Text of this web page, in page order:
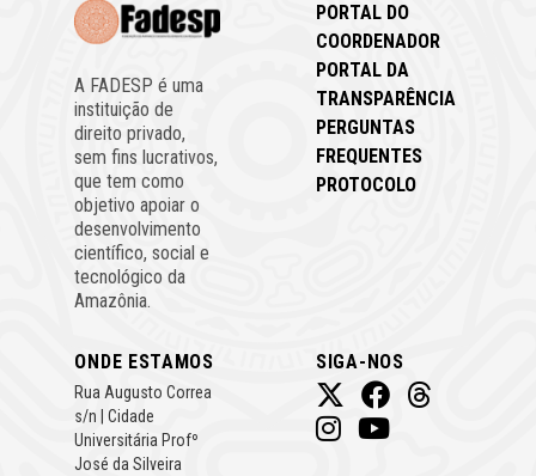
A FADESP é uma
instituição de
direito privado,
sem fins lucrativos,
que tem como
objetivo apoiar o
desenvolvimento
científico, social e
tecnológico da
Amazônia.
PORTAL DO
COORDENADOR
PORTAL DA
TRANSPARÊNCIA
PERGUNTAS
FREQUENTES
PROTOCOLO
ONDE ESTAMOS
Rua Augusto Correa
s/n | Cidade
Universitária Profº
José da Silveira
SIGA-NOS